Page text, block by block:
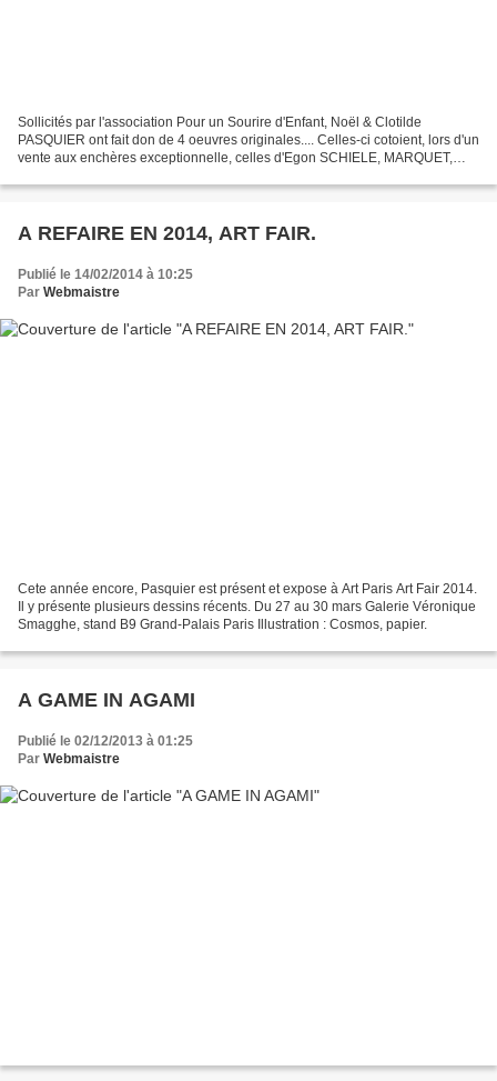
Sollicités par l'association Pour un Sourire d'Enfant, Noël & Clotilde
PASQUIER ont fait don de 4 oeuvres originales.... Celles-ci cotoient, lors d'un
vente aux enchères exceptionnelle, celles d'Egon SCHIELE, MARQUET,
A REFAIRE EN 2014, ART FAIR.
Publié le 14/02/2014 à 10:25
Par Webmaistre
Cete année encore, Pasquier est présent et expose à Art Paris Art Fair 2014.
Il y présente plusieurs dessins récents. Du 27 au 30 mars Galerie Véronique
Smagghe, stand B9 Grand-Palais Paris Illustration : Cosmos, papier.
A GAME IN AGAMI
Publié le 02/12/2013 à 01:25
Par Webmaistre